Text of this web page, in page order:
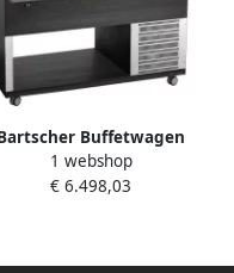
Buffetwagen
k4110-200a 125544V2
1 webshop
€ 6.498,03